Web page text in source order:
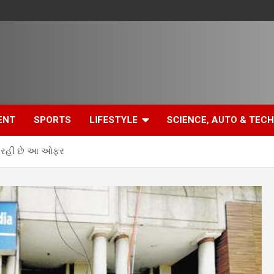
SPORTS LIFESTYLE SCIENCE, AUTO & TECH
રહી છે આ ઓફર